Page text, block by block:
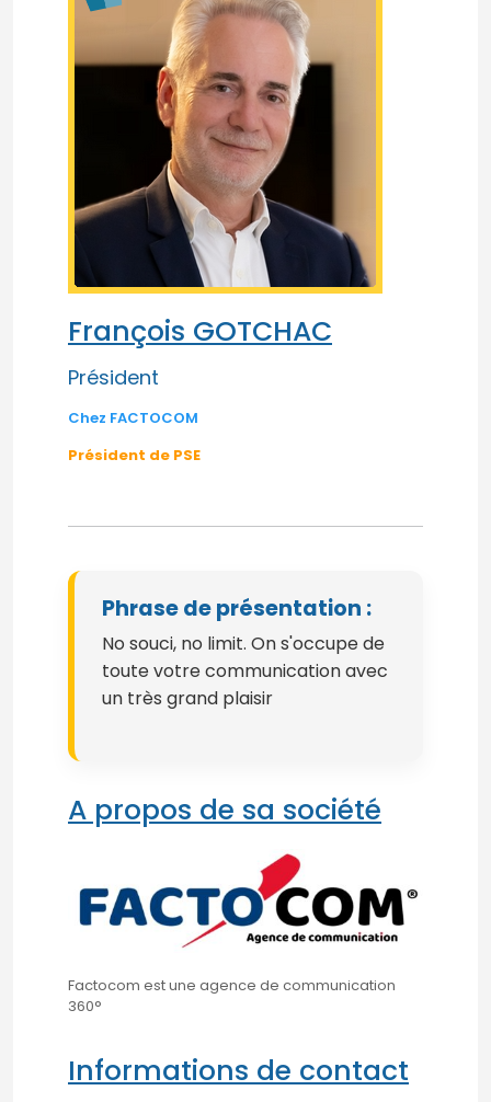
François GOTCHAC
Président
Chez FACTOCOM
Président de PSE
Phrase de présentation :
No souci, no limit. On s'occupe de
toute votre communication avec
un très grand plaisir
A propos de sa société
Factocom est une agence de communication
360°
Informations de contact